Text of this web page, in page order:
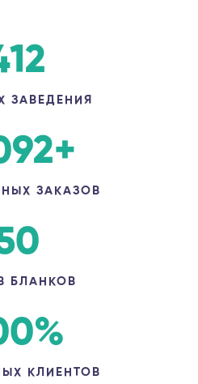
ЗАВЕДЕНИЯ
+
ЗАКАЗОВ
БЛАНКОВ
%
КЛИЕНТОВ